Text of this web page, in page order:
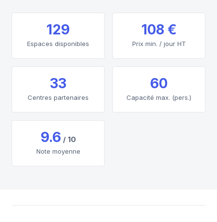
129
Espaces disponibles
108 €
Prix min. / jour HT
33
Centres partenaires
60
Capacité max. (pers.)
9.6 / 10
Note moyenne